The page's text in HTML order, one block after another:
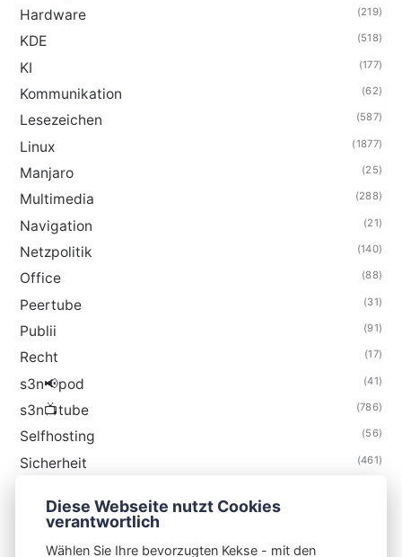
Hardware (219)
KDE (518)
KI (177)
Kommunikation (62)
Lesezeichen (587)
Linux (1877)
Manjaro (25)
Multimedia (288)
Navigation (21)
Netzpolitik (140)
Office (88)
Peertube (31)
Publii (91)
Recht (17)
s3n📢pod (41)
s3n📺tube (786)
Selfhosting (56)
Sicherheit (461)
Thunderbird
Diese Webseite nutzt Cookies
verantwortlich
Wählen Sie Ihre bevorzugten Kekse - mit den